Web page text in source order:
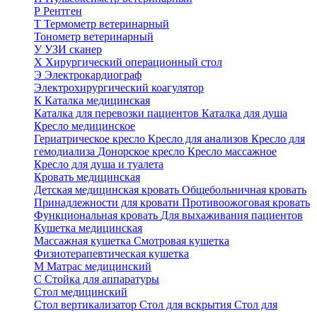
Р Рентген
Т Термометр ветеринарный
Тонометр ветеринарный
УУЗИ сканер
Х Хирургический операционный стол
Э Электрокардиограф
Электрохирургический коагулятор
К Каталка медицинская
Каталка для перевозки пациентов Каталка для душа
Кресло медицинское
Гериатрическое кресло Кресло для анализов Кресло для
гемодиализа Донорское кресло Кресло массажное
Кресло для душа и туалета
Кровать медицинская
Детская медицинская кровать Общебольничная кровать
Принадлежности для кровати Противоожоговая кровать
Функциональная кровать Для выхаживания пациентов
Кушетка медицинская
Массажная кушетка Смотровая кушетка
Физиотерапевтическая кушетка
М Матрас медицинский
С Стойка для аппаратуры
Стол медицинский
Стол вертикализатор Стол для вскрытия Стол для